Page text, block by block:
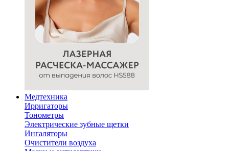
Медтехника
Ирригаторы
Тонометры
Электрические зубные щетки
Ингаляторы
Очистители воздуха